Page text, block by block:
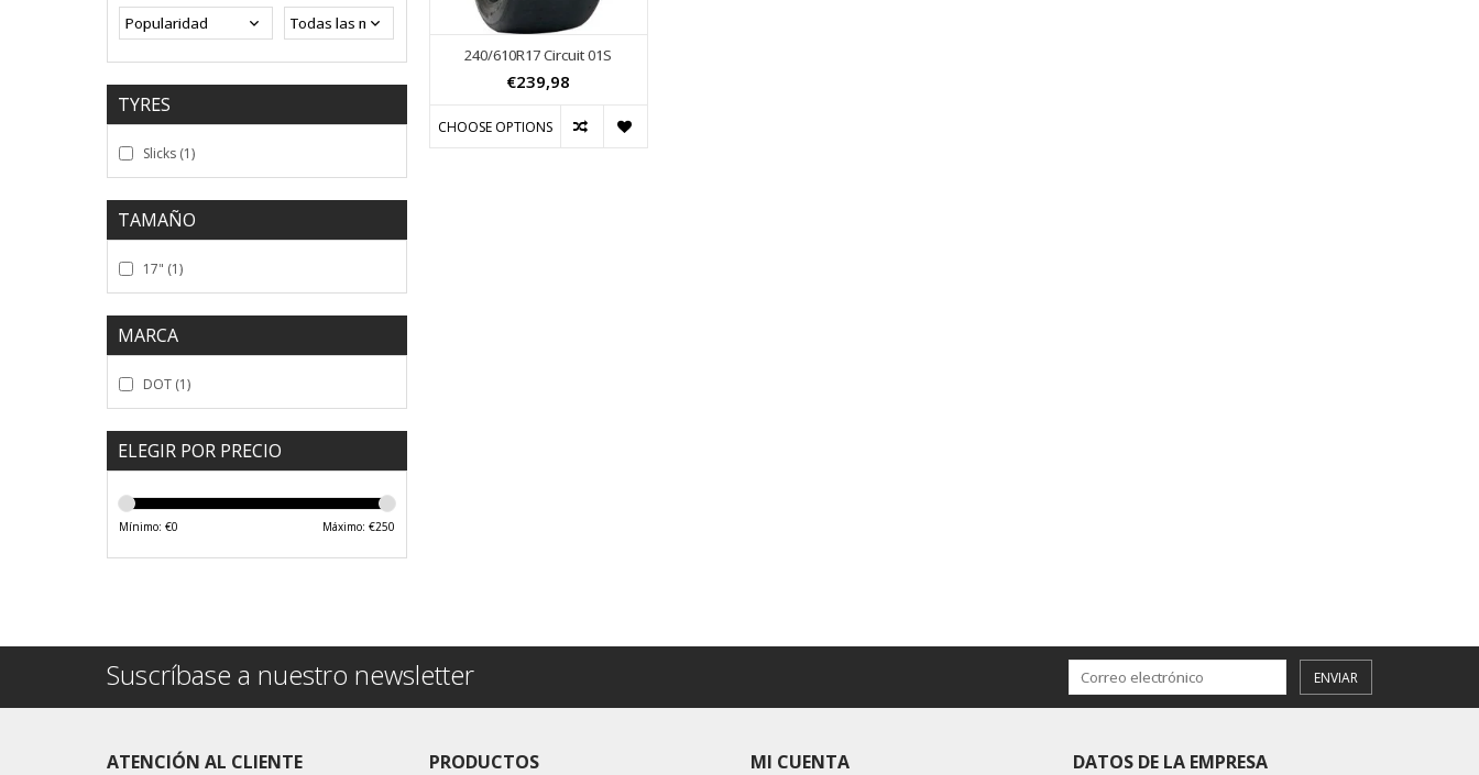
TYRES
Slicks (1)
TAMAÑO
17" (1)
MARCA
DOT (1)
ELEGIR POR PRECIO
Mínimo: €0 Máximo: €250
240/610R17 Circuit 01S
€239,98
CHOOSE OPTIONS
Suscríbase a nuestro newsletter ENVIAR
ATENCIÓN AL CLIENTE PRODUCTOS MI CUENTA DATOS DE LA EMPRESA